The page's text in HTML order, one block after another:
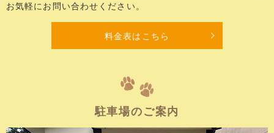
お気軽にお問い合わせください。
料金表はこちら
駐車場のご案内